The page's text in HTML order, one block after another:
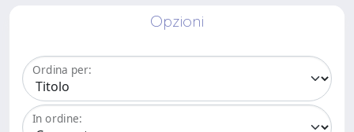
Opzioni
Ordina per:
In ordine: